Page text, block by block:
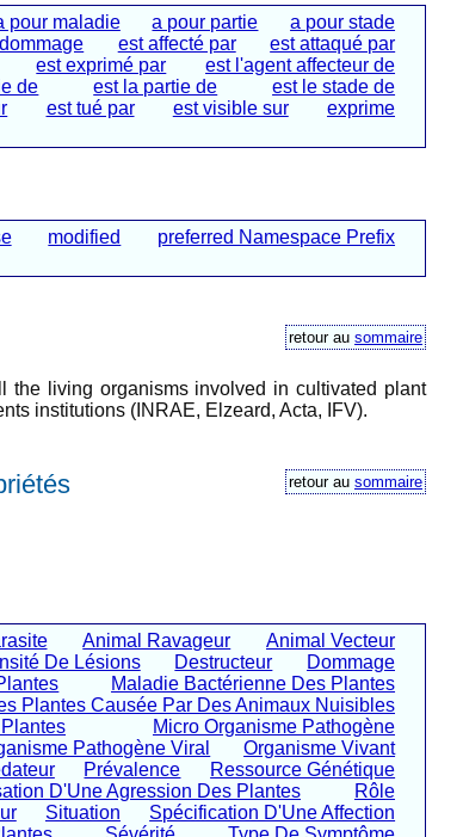
pour maladie a pour partie
a pour stade
est affecté par
est attaqué par
est exprimé par
est l'agent affecteur de
de est la partie de
est le stade de
est tué par est visible sur
exprime
modified
preferred Namespace Prefix
retour au sommaire
living organisms involved in cultivated plant
institutions (INRAE, Elzeard, Acta, IFV).
retour au sommaire
Animal Ravageur
Animal Vecteur
De Lésions Destructeur
Dommage
Maladie Bactérienne Des Plantes
Plantes Causée Par Des Animaux Nuisibles
Micro Organisme Pathogène
Pathogène Viral
Organisme Vivant
Prévalence
Ressource Génétique
D'Une Agression Des Plantes
Rôle
Situation
Spécification D'Une Affection